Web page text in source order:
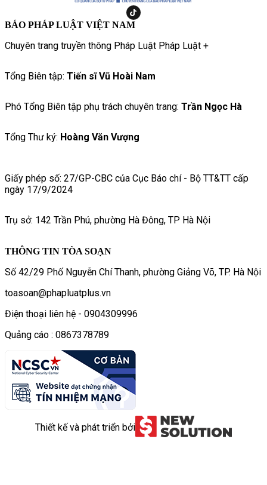
BÁO PHÁP LUẬT VIỆT NAM
Chuyên trang truyền thông Pháp Luật Pháp Luật +
Tổng Biên tập: Tiến sĩ Vũ Hoài Nam
Phó Tổng Biên tập phụ trách chuyên trang: Trần Ngọc Hà
Tổng Thư ký: Hoàng Văn Vượng
Giấy phép số: 27/GP-CBC của Cục Báo chí - Bộ TT&TT cấp
ngày 17/9/2024
Trụ sở: 142 Trần Phú, phường Hà Đông, TP Hà Nội
THÔNG TIN TÒA SOẠN
Số 42/29 Phố Nguyễn Chí Thanh, phường Giảng Võ, TP. Hà Nội
toasoan@phapluatplus.vn
Điện thoại liên hệ - 0904309996
Quảng cáo : 0867378789
Thiết kế và phát triển bởi